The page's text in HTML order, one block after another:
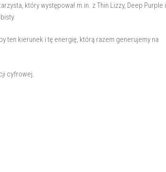
który występował m.in. z Thin Lizzy, Deep Purple i
ten kierunek i tę energię, którą razem generujemy na
cyfrowej.